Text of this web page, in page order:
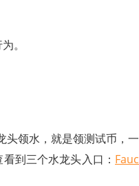
。
头领水，就是领测试币，一
到三个水龙头入口： Fauc